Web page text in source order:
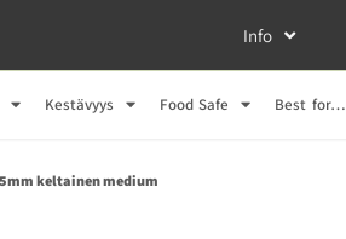
Info
Kestävyys Food Safe Best for…
keltainen medium